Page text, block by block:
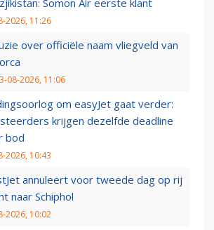
2026, 11:26
over officiële naam vliegveld van
08-2026, 11:06
om easyJet gaat verder:
krijgen dezelfde deadline
bod
2026, 10:43
annuleert voor tweede dag op rij
naar Schiphol
2026, 10:02